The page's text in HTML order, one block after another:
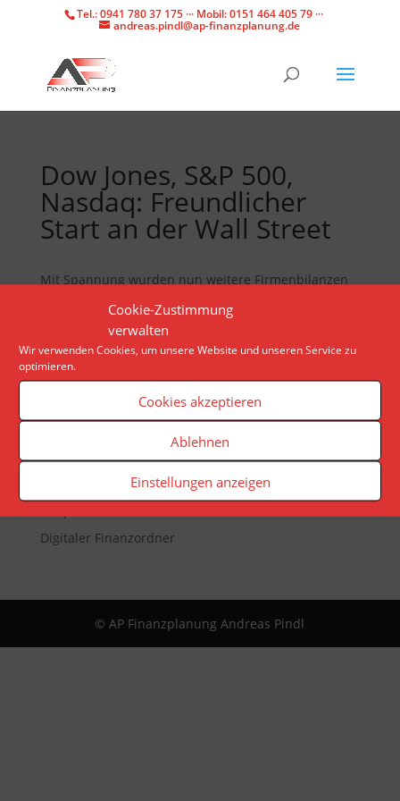
Cookie-Zustimmung
verwalten
Wir verwenden Cookies, um unsere Website und unseren Service zu
optimieren.
Cookies akzeptieren
Ablehnen
Einstellungen anzeigen
Tel.: 0941 780 37 175 ··· Mobil: 0151 464 405 79 ···
andreas.pindl@ap-finanzplanung.de
Dow Jones, S&P 500,
Nasdaq: Freundlicher
Start an der Wall Street
Mit Spannung wurden nun weitere Firmenbilanzen
und Konjunkturdaten erwartet, um Rückschlüsse auf
die US-Wirtschaft ziehen zu können.
Reporting
Digitaler Finanzordner
© AP Finanzplanung Andreas Pindl